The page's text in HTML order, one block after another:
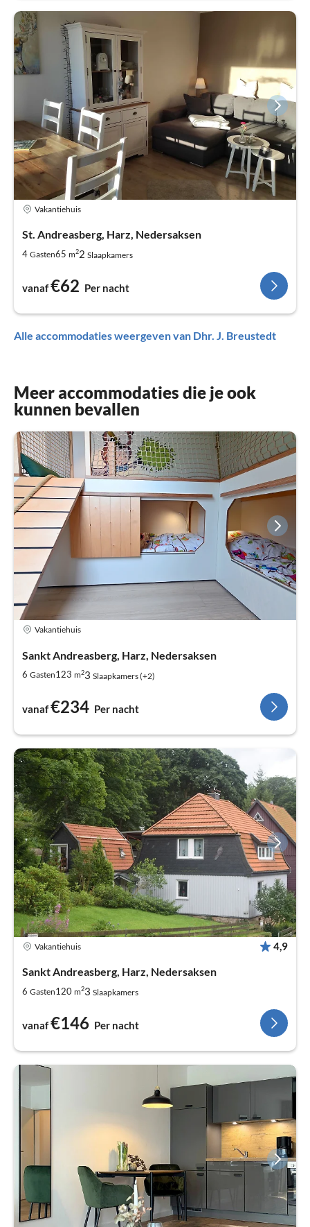
Vakantiehuis
St. Andreasberg, Harz, Nedersaksen
4 Gasten65 m22 Slaapkamers
vanaf€62 Per nacht
Alle accommodaties weergeven van Dhr. J. Breustedt
Meer accommodaties die je ook
kunnen bevallen
Vakantiehuis
Sankt Andreasberg, Harz, Nedersaksen
6 Gasten123 m23 Slaapkamers (+2)
vanaf€234 Per nacht
Vakantiehuis 4,9
Sankt Andreasberg, Harz, Nedersaksen
6 Gasten120 m23 Slaapkamers
vanaf€146 Per nacht